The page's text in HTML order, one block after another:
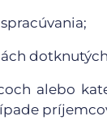
alebo